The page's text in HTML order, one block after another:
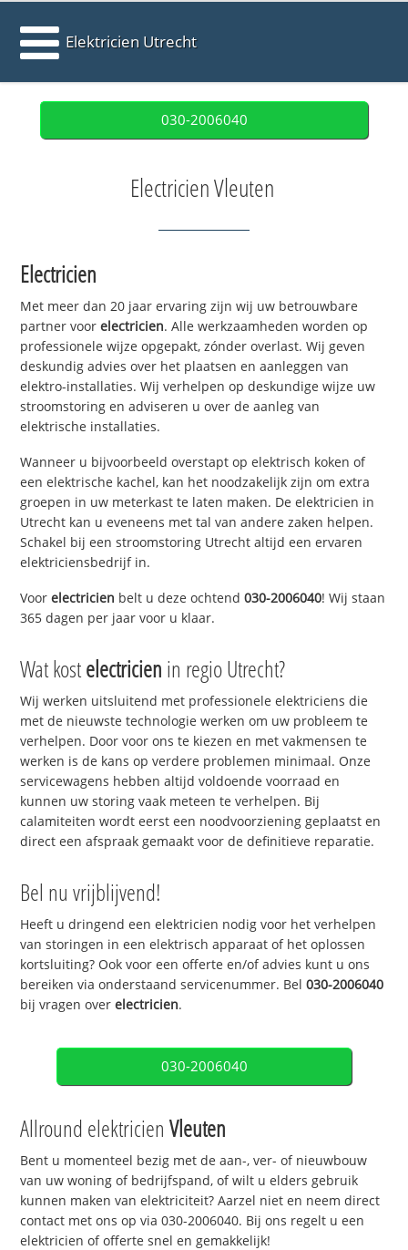
Elektricien Utrecht
030-2006040
Electricien Vleuten
Electricien
Met meer dan 20 jaar ervaring zijn wij uw betrouwbare
partner voorelectricien. Alle werkzaamheden worden op
professionele wijze opgepakt, zónder overlast. Wij geven
deskundig advies over het plaatsen en aanleggen van
elektro-installaties. Wij verhelpen op deskundige wijze uw
stroomstoring en adviseren u over de aanleg van
elektrische installaties.
Wanneer u bijvoorbeeld overstapt op elektrisch koken of
een elektrische kachel, kan het noodzakelijk zijn om extra
groepen in uw meterkast te laten maken. De elektricien in
Utrecht kan u eveneens met tal van andere zaken helpen.
Schakel bij een stroomstoring Utrecht altijd een ervaren
elektriciensbedrijf in.
Voorelectricien belt u deze ochtend030-2006040! Wij staan
365 dagen per jaar voor u klaar.
Wat kostelectricien in regio Utrecht?
Wij werken uitsluitend met professionele elektriciens die
met de nieuwste technologie werken om uw probleem te
verhelpen. Door voor ons te kiezen en met vakmensen te
werken is de kans op verdere problemen minimaal. Onze
servicewagens hebben altijd voldoende voorraad en
kunnen uw storing vaak meteen te verhelpen. Bij
calamiteiten wordt eerst een noodvoorziening geplaatst en
direct een afspraak gemaakt voor de definitieve reparatie.
Bel nu vrijblijvend!
Heeft u dringend een elektricien nodig voor het verhelpen
van storingen in een elektrisch apparaat of het oplossen
kortsluiting? Ook voor een offerte en/of advies kunt u ons
bereiken via onderstaand servicenummer. Bel030-2006040
bij vragen overelectricien.
030-2006040
Allround elektricienVleuten
Bent u momenteel bezig met de aan-, ver- of nieuwbouw
van uw woning of bedrijfspand, of wilt u elders gebruik
kunnen maken van elektriciteit? Aarzel niet en neem direct
contact met ons op via 030-2006040. Bij ons regelt u een
elektricien of offerte snel en gemakkelijk!